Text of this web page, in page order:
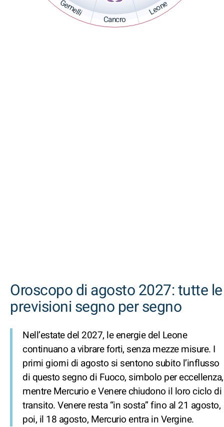
Oroscopo di agosto 2027: tutte le
previsioni segno per segno
Nell’estate del 2027, le energie del Leone
continuano a vibrare forti, senza mezze misure. I
primi giorni di agosto si sentono subito l’influsso
di questo segno di Fuoco, simbolo per eccellenza,
mentre Mercurio e Venere chiudono il loro ciclo di
transito. Venere resta “in sosta” fino al 21 agosto,
poi, il 18 agosto, Mercurio entra in Vergine.
Gemelli
Cancro
Leone